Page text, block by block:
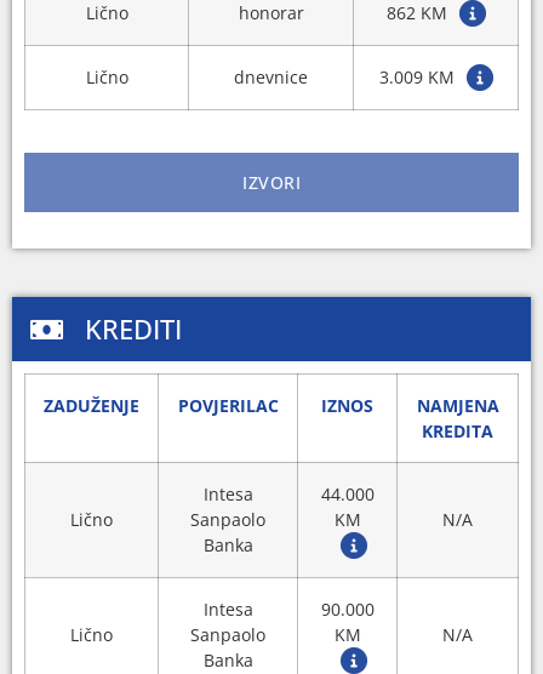
Lično honorar 862 KM
Lično dnevnice 3.009 KM
IZVORI
KREDITI
ZADUŽENJE POVJERILAC IZNOS
NAMJENA
KREDITA
Lično
Intesa
Sanpaolo
Banka
44.000
KM
N/A
Lično
Intesa
Sanpaolo
Banka
90.000
KM
N/A